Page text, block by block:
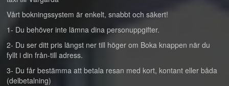
Vårt bokningssystem är enkelt, snabbt och säkert!
1- Du behöver inte lämna dina personuppgifter.
2- Du ser ditt pris längst ner till höger om Boka knappen när du
fyllt i din från-till adress.
3- Du får bestämma att betala resan med kort, kontant eller båda
(delbetalning)